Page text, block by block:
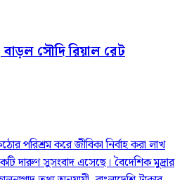
সৌদি রিয়াল রেট
পরিশ্রম করে জীবিকা নির্বাহ করা লাখ
দারুণ সুসংবাদ এসেছে। বৈদেশিক মুদ্রার